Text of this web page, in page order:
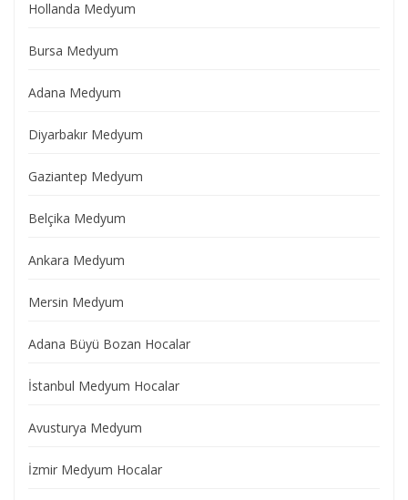
Hollanda Medyum
Bursa Medyum
Adana Medyum
Diyarbakır Medyum
Gaziantep Medyum
Belçika Medyum
Ankara Medyum
Mersin Medyum
Adana Büyü Bozan Hocalar
İstanbul Medyum Hocalar
Avusturya Medyum
İzmir Medyum Hocalar